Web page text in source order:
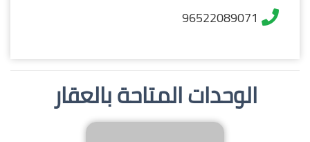
96522089071
الوحدات المتاحة بالعقار